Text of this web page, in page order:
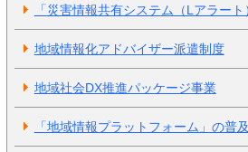
「災害情報共有システム（Lアラー
地域情報化アドバイザー派遣制度
地域社会DX推進パッケージ事業
「地域情報プラットフォーム」の普